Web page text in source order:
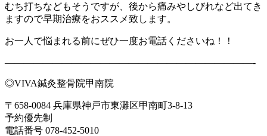
むち打ちなどもそうですが、後から痛みやしびれなど出てき
ますので早期治療をおススメ致します。
お一人で悩まれる前にぜひ一度お電話くださいね！！
——————————————————————————-
◎VIVA鍼灸整骨院甲南院
〒658-0084 兵庫県神戸市東灘区甲南町3-8-13
予約優先制
電話番号 078-452-5010